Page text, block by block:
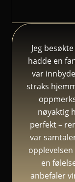
Jeg
hadde en
var
straks
nøyaktig
perfekt –
var
en
anbefaler